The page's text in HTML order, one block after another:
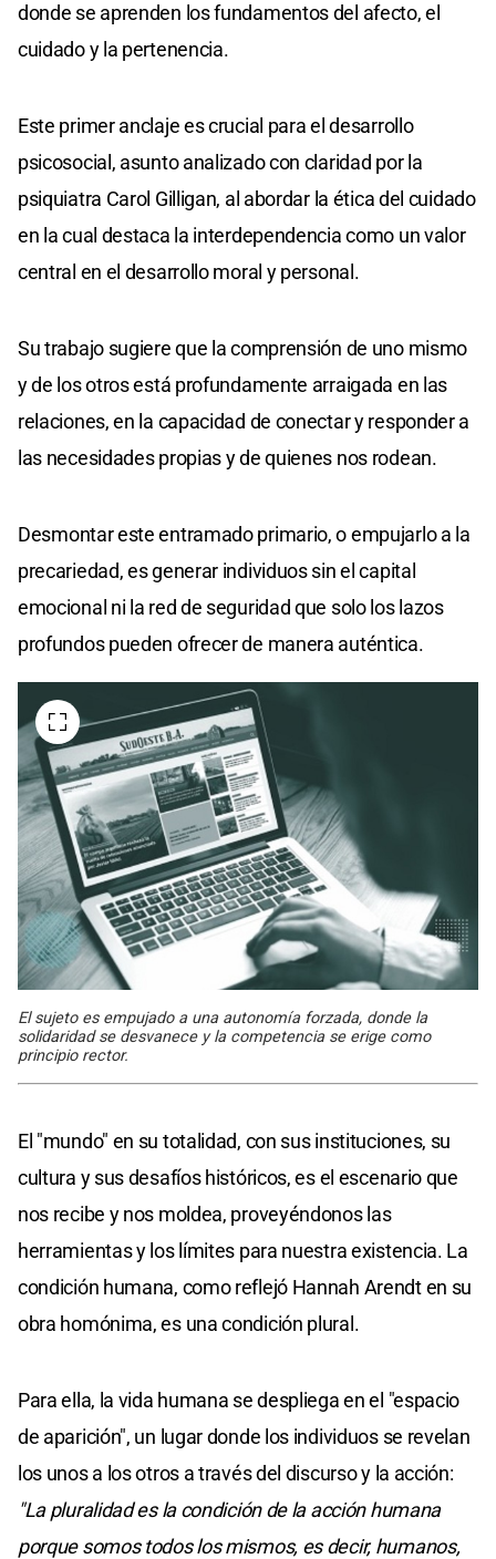
donde se aprenden los fundamentos del afecto, el
cuidado y la pertenencia.
Este primer anclaje es crucial para el desarrollo
psicosocial, asunto analizado con claridad por la
psiquiatra Carol Gilligan, al abordar la ética del cuidado
en la cual destaca la interdependencia como un valor
central en el desarrollo moral y personal.
Su trabajo sugiere que la comprensión de uno mismo
y de los otros está profundamente arraigada en las
relaciones, en la capacidad de conectar y responder a
las necesidades propias y de quienes nos rodean.
Desmontar este entramado primario, o empujarlo a la
precariedad, es generar individuos sin el capital
emocional ni la red de seguridad que solo los lazos
profundos pueden ofrecer de manera auténtica.
El sujeto es empujado a una autonomía forzada, donde la
solidaridad se desvanece y la competencia se erige como
principio rector.
El "mundo" en su totalidad, con sus instituciones, su
cultura y sus desafíos históricos, es el escenario que
nos recibe y nos moldea, proveyéndonos las
herramientas y los límites para nuestra existencia. La
condición humana, como reflejó Hannah Arendt en su
obra homónima, es una condición plural.
Para ella, la vida humana se despliega en el "espacio
de aparición", un lugar donde los individuos se revelan
los unos a los otros a través del discurso y la acción:
"La pluralidad es la condición de la acción humana
porque somos todos los mismos, es decir, humanos,